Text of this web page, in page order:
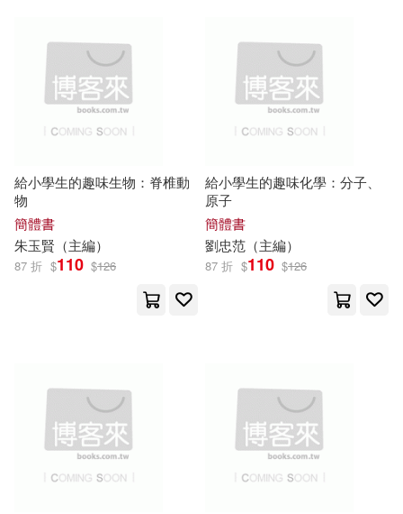
餅月望(44)
楊文彬（主編）(43)
聞鍾（主編）(41)
說詞解字辭書研究中心(40)
孫運生（主編）(38)
張宇（主編）(36)
浙江大學出版社(361)
中國農業科學技術出版社(351)
上海交通大學出版社(320)
人民郵電出版社(312)
電子工業出版社(292)
華中科技大學出版社(290)
本週上市新品(22)
電子書 (可複選)
適合手機平板閱讀(756)
適合平板閱讀(1027)
免費電子書(24)
現在可購買商品(5071)
作者/演唱/譯/編/繪(1)
給小學生的趣味生物：脊椎動
物
簡體書
朱玉賢（主編）
87 折 $110 $126
給小學生的趣味化學：分子、
原子
簡體書
劉忠范（主編）
87 折 $110 $126